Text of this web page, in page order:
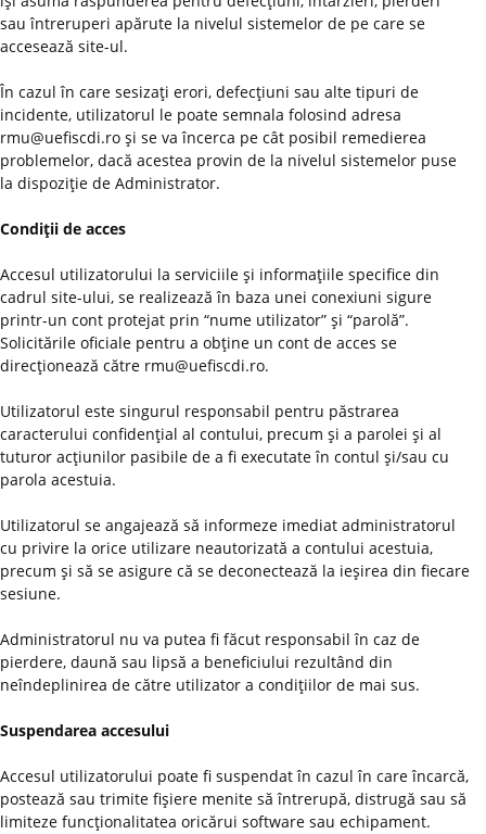
sau întreruperi apărute la nivelul sistemelor de pe care se
accesează site-ul.
În cazul în care sesizaţi erori, defecţiuni sau alte tipuri de
incidente, utilizatorul le poate semnala folosind adresa
rmu@uefiscdi.ro şi se va încerca pe cât posibil remedierea
problemelor, dacă acestea provin de la nivelul sistemelor puse
la dispoziţie de Administrator.
Condiţii de acces
Accesul utilizatorului la serviciile şi informaţiile specifice din
cadrul site-ului, se realizează în baza unei conexiuni sigure
printr-un cont protejat prin “nume utilizator” şi “parolă”.
Solicitările oficiale pentru a obţine un cont de acces se
direcţionează către rmu@uefiscdi.ro.
Utilizatorul este singurul responsabil pentru păstrarea
caracterului confidenţial al contului, precum şi a parolei şi al
tuturor acţiunilor pasibile de a fi executate în contul şi/sau cu
parola acestuia.
Utilizatorul se angajează să informeze imediat administratorul
cu privire la orice utilizare neautorizată a contului acestuia,
precum şi să se asigure că se deconectează la ieşirea din fiecare
sesiune.
Administratorul nu va putea fi făcut responsabil în caz de
pierdere, daună sau lipsă a beneficiului rezultând din
neîndeplinirea de către utilizator a condiţiilor de mai sus.
Suspendarea accesului
Accesul utilizatorului poate fi suspendat în cazul în care încarcă,
postează sau trimite fişiere menite să întrerupă, distrugă sau să
limiteze funcţionalitatea oricărui software sau echipament.